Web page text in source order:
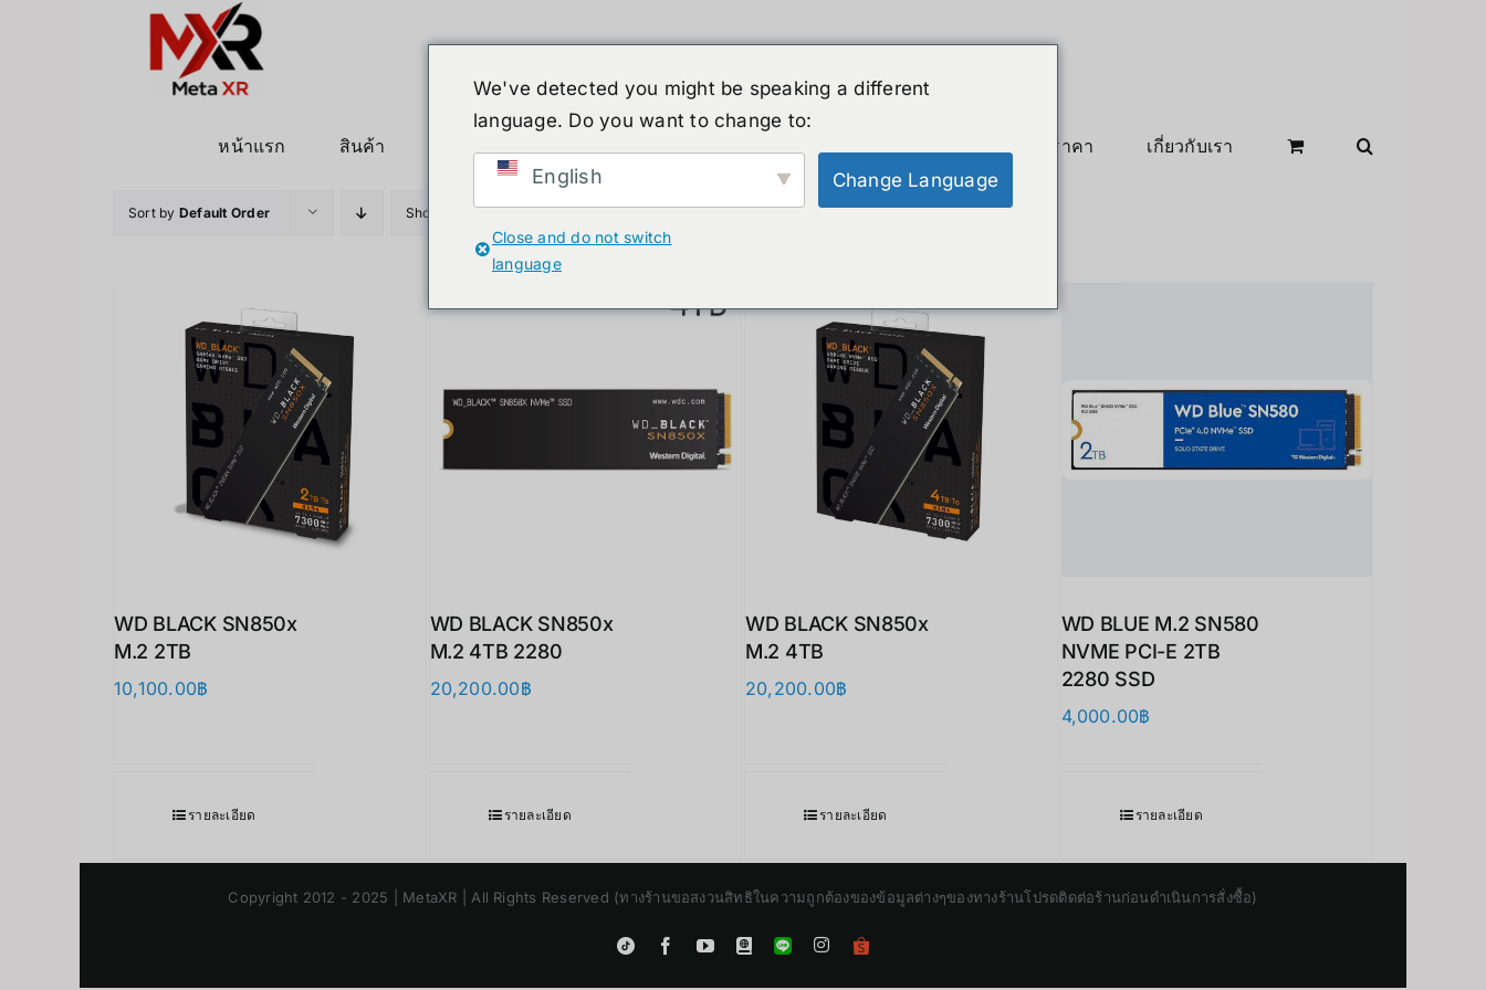
หน้าแรก
สินค้า สินค้าลดราคา เกี่ยวกับเรา
Sort by Default Order Show 12 Products
WD BLACK SN850x
M.2 2TB
10,100.00฿
รายละเอียด
WD BLACK SN850x
M.2 4TB 2280
20,200.00฿
รายละเอียด
WD BLACK SN850x
M.2 4TB
20,200.00฿
รายละเอียด
WD BLUE M.2 SN580
NVME PCI-E 2TB
2280 SSD
4,000.00฿
รายละเอียด
Copyright 2012 - 2025 | MetaXR | All Rights Reserved (ทางร้านขอสงวนสิทธิในความถูกต้องของข้อมูลต่างๆของทางร้านโปรดติดต่อร้านก่อนดำเนินการสั่งซื้อ)
Tiktok FacebookYouTube
Blogger
LINE
Instagram
Shopee
We've detected you might be speaking a different
language. Do you want to change to:
English Change Language
Close and do not switch
language